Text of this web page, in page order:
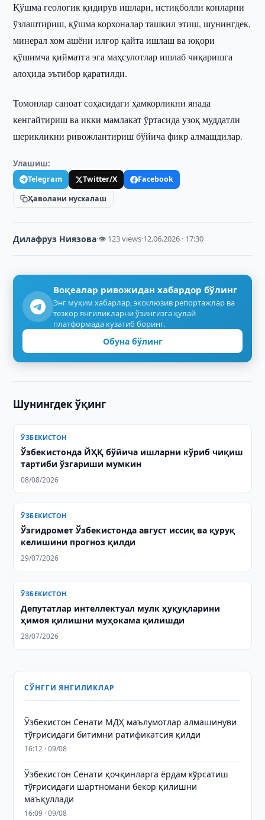
Қўшма геологик қидирув ишлари, истиқболли конларни
ўзлаштириш, қўшма корхоналар ташкил этиш, шунингдек,
минерал хом ашёни илғор қайта ишлаш ва юқори
қўшимча қийматга эга маҳсулотлар ишлаб чиқаришга
алоҳида эътибор қаратилди.
Томонлар саноат соҳасидаги ҳамкорликни янада
кенгайтириш ва икки мамлакат ўртасида узоқ муддатли
шерикликни ривожлантириш бўйича фикр алмашдилар.
Улашиш:
Telegram Twitter/X
Facebook
Ҳаволани нусхалаш
Дилафруз Ниязова·👁 123 views·12.06.2026 · 17:30
Воқеалар ривожидан хабардор бўлинг
Энг муҳим хабарлар, эксклюзив репортажлар ва
тезкор янгиликларни ўзингизга қулай
платформада кузатиб боринг.
Обуна бўлинг
Шунингдек ўқинг
ЎЗБЕКИСТОН
Ўзбекистонда ЙҲҚ бўйича ишларни кўриб чиқиш
тартиби ўзгариши мумкин
08/08/2026
ЎЗБЕКИСТОН
Ўзгидромет Ўзбекистонда август иссиқ ва қуруқ
келишини прогноз қилди
29/07/2026
ЎЗБЕКИСТОН
Депутатлар интеллектуал мулк ҳуқуқларини
ҳимоя қилишни муҳокама қилишди
28/07/2026
СЎНГГИ ЯНГИЛИКЛАР
Ўзбекистон Сенати МДҲ маълумотлар алмашинуви
тўғрисидаги битимни ратификатсия қилди
16:12 · 09/08
Ўзбекистон Сенати қочқинларга ёрдам кўрсатиш
тўғрисидаги шартномани бекор қилишни
маъқуллади
16:09 · 09/08